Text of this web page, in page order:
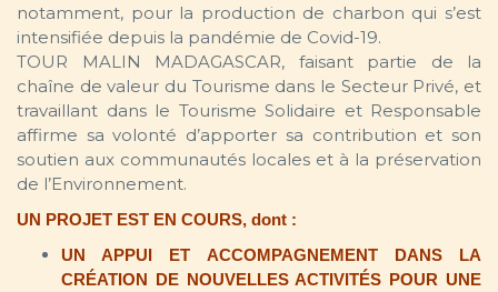
notamment, pour la production de charbon qui s’est
intensifiée depuis la pandémie de Covid-19.
TOUR MALIN MADAGASCAR, faisant partie de la
chaîne de valeur du Tourisme dans le Secteur Privé, et
travaillant dans le Tourisme Solidaire et Responsable
affirme sa volonté d’apporter sa contribution et son
soutien aux communautés locales et à la préservation
de l’Environnement.
UN PROJET EST EN COURS, dont :
UN APPUI ET ACCOMPAGNEMENT DANS LA
CRÉATION DE NOUVELLES ACTIVITÉS POUR UNE